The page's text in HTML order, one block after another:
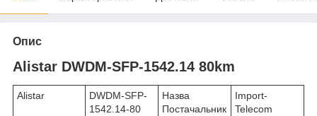
Опис
Alistar DWDM-SFP-1542.14 80km
Alistar
DWDM-SFP-
1542.14-80
Назва
Постачальник
Import-
Telecom